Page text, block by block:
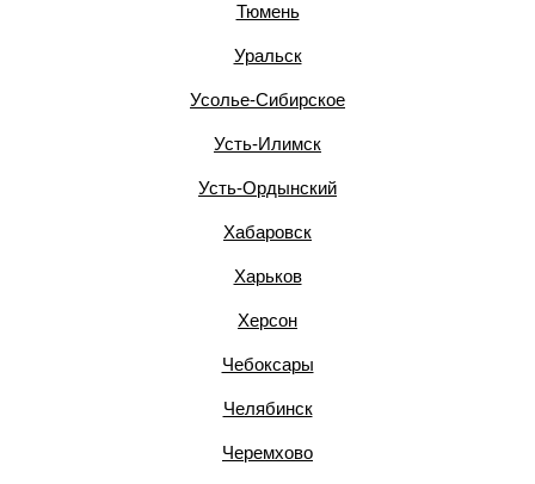
Тюмень
Уральск
Усолье-Сибирское
Усть-Илимск
Усть-Ордынский
Хабаровск
Харьков
Херсон
Чебоксары
Челябинск
Черемхово